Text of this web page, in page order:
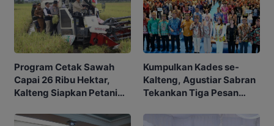
Program Cetak Sawah
Capai 26 Ribu Hektar,
Kalteng Siapkan Petani
Kumpulkan Kades se-
Kalteng, Agustiar Sabran
Tekankan Tiga Pesan